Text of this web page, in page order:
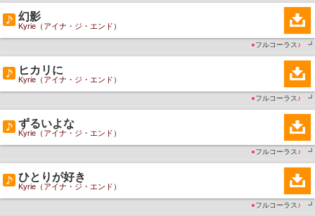
幻影
Kyrie（アイナ・ジ・エンド）
●フルコーラス ♪ ┛
ヒカリに
Kyrie（アイナ・ジ・エンド）
●フルコーラス ♪ ┛
ずるいよな
Kyrie（アイナ・ジ・エンド）
●フルコーラス ♪ ┛
ひとりが好き
Kyrie（アイナ・ジ・エンド）
●フルコーラス ♪ ┛